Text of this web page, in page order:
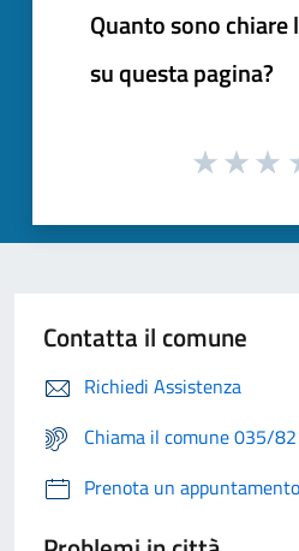
Quanto sono
su questa pagina?
Contatta il comune
Richiedi Assistenza
Chiama il comune 035/
Prenota un appuntamento